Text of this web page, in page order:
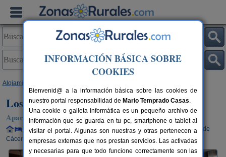
Alojamientos
Los Chulillos
Apartamento en Ahigal (Cáceres)
Alquiler completo y por habitaciones 8-4+1 plazas
102 km de
Cáceres
INFORMACIÓN BÁSICA SOBRE
COOKIES
Bienvenid@ a la información básica sobre las cookies de
nuestro portal responsabilidad de Mario Temprado Casas.
Una cookie o galleta informática es un pequeño archivo de
información que se guarda en tu pc, smartphone o tablet al
visitar el portal. Algunas son nuestras y otras pertenecen a
empresas externas que nos prestan servicios. Las activadas
y necesarias para que todo funcione correctamente son las